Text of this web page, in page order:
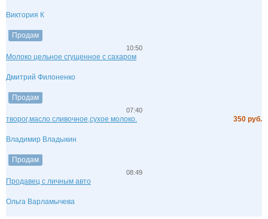
Виктория К
Продам
10:50
Молоко цельное сгущенное с сахаром
Дмитрий Филоненко
Продам
07:40
творог,масло сливочное,сухое молоко. 350 руб.
Владимир Владыкин
Продам
08:49
Продавец с личным авто
Ольга Варламычева